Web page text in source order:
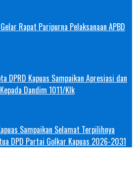
Rapat Paripurna Pelaksanaan APBD
DPRD Kapuas Sampaikan Apresiasi dan
Dandim 1011/Klk
Sampaikan Selamat Terpilihnya
DPD Partai Golkar Kapuas 2026-2031